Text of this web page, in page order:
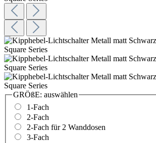
GRÖßE: auswählen
1-Fach
2-Fach
2-Fach für 2 Wanddosen
3-Fach